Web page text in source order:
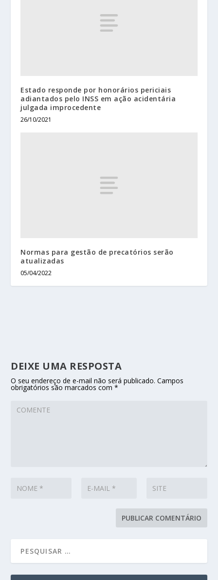
Estado responde por honorários periciais
adiantados pelo INSS em ação acidentária
julgada improcedente
26/10/2021
Normas para gestão de precatórios serão
atualizadas
05/04/2022
DEIXE UMA RESPOSTA
O seu endereço de e-mail não será publicado. Campos
obrigatórios são marcados com*